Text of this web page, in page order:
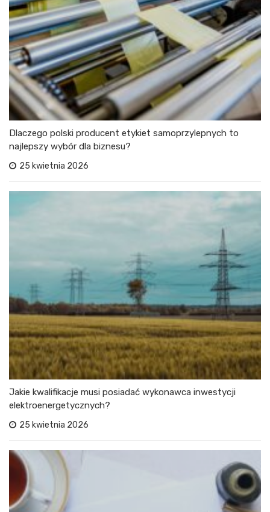
Dlaczego polski producent etykiet samoprzylepnych to
najlepszy wybór dla biznesu?
25 kwietnia 2026
Jakie kwalifikacje musi posiadać wykonawca inwestycji
elektroenergetycznych?
25 kwietnia 2026